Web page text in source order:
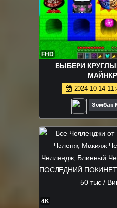
FHD
ВЫБЕРИ
2024-10-14
Зомбак
4K